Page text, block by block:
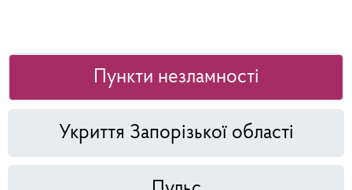
Пункти незламності
Укриття Запорізької області